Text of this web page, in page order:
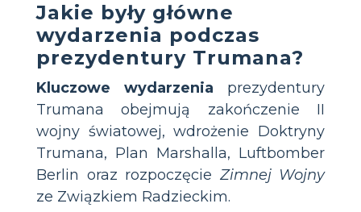
Jakie były główne
wydarzenia podczas
prezydentury Trumana?
Kluczowe wydarzenia prezydentury
Trumana obejmują zakończenie II
wojny światowej, wdrożenie Doktryny
Trumana, Plan Marshalla, Luftbomber
Berlin oraz rozpoczęcie Zimnej Wojny
ze Związkiem Radzieckim.